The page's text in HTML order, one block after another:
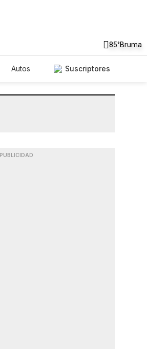
85°Bruma
Autos
Suscriptores
PUBLICIDAD